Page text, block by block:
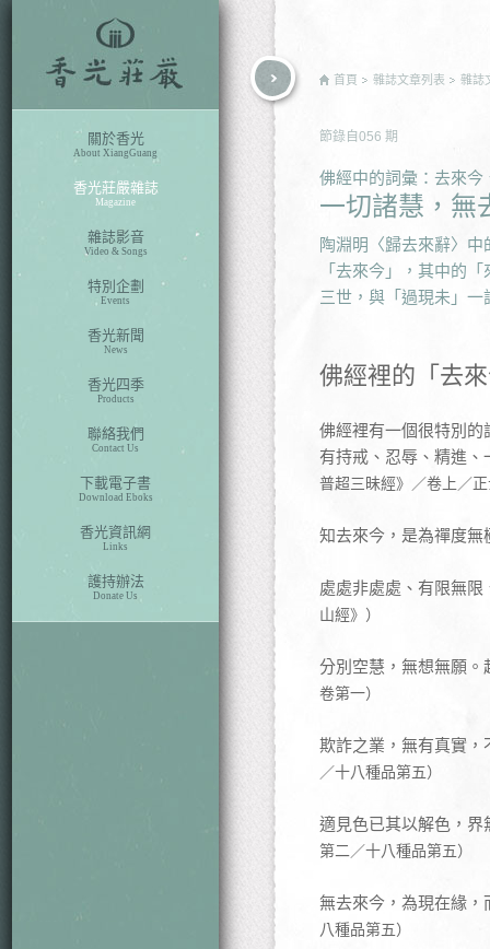
關於香光
About XiangGuang
香光莊嚴雜誌
Magazine
雜誌影音
Video & Songs
特別企劃
Events
香光新聞
News
香光四季
Products
聯絡我們
Contact Us
下載電子書
Download Eboks
香光資訊網
Links
護持辦法
Donate Us
首頁 雜誌文章列表 雜誌
節錄自 056 期
佛經中的詞彙：去來今
一切諸慧，無
陶淵明〈歸去來辭〉
「去來今」，其中的
三世，與「過現未」一
佛經裡的「去
佛經裡有一個很特別
有持戒、忍辱、精進
普超三昧經》／卷上／
知去來今，是為禪度
處處非處處、有限無
山經》）
分別空慧，無想無願
卷第一）
欺詐之業，無有真實
／十八種品第五）
適見色已其以解色，
第二／十八種品第五）
無去來今，為現在緣
八種品第五）